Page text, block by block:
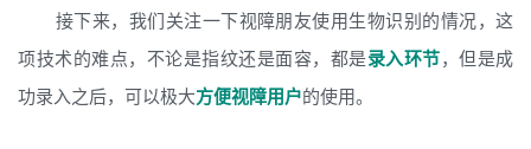
接下来，我们关注一下视障朋友使用生物识别的情况，这
项技术的难点，不论是指纹还是面容，都是录入环节，但是成
功录入之后，可以极大方便视障用户的使用。